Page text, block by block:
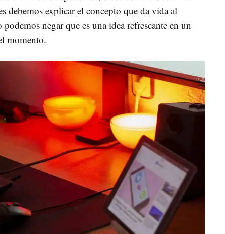
debemos explicar el concepto que da vida al
negar que es una idea refrescante en un
momento.